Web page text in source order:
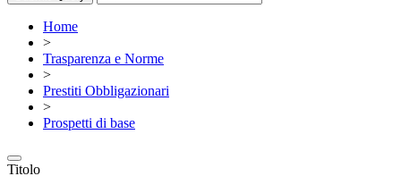
Home
>
Trasparenza e Norme
>
Prestiti Obbligazionari
>
Prospetti di base
Titolo